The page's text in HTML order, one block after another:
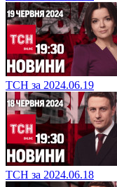
ТСН за 2024.06.19
ТСН за 2024.06.18